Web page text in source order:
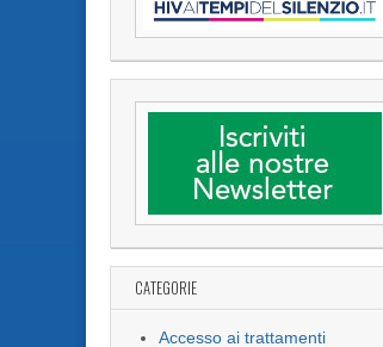
CATEGORIE
Accesso ai trattamenti